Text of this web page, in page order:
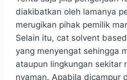
diakibatkan oleh lamanya
merugikan pihak pemilik
Selain itu, cat solvent
yang menyengat sehingga
ataupun lingkungan sekitar
nyaman. Apabila dicampur